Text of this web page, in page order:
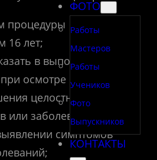
ФОТО
Работы
Мастеров
Работы
Учеников
Фото
Выпускников
КОНТАКТЫ
процедуры
16 лет;
в выполнении
осмотре были
целостности
или заболевания кожи и
симптомов